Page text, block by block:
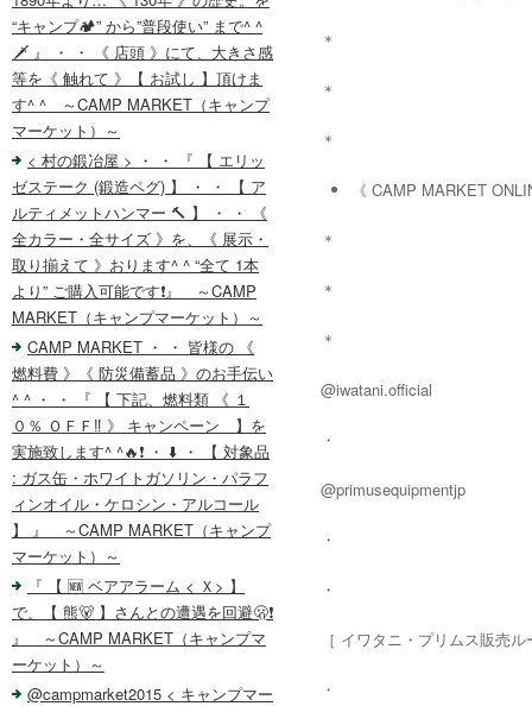
＊
＊
＊
《 CAMP MARKET
＊
＊
＊
@iwatani.official
・
@primusequipmentjp
・
・
［ イワタニ・プリムス販売
・
“キャンプ🏕️” から”普段使い” まで^ ^
🗡️ 』 ・ ・ 《 店頭 》にて、大きさ感
等を《 触れて 》【 お試し 】頂けま
す^ ^ ～CAMP MARKET（キャンプ
マーケット）～
< 村の鍛冶屋 > ・ ・ 『 【 エリッ
ゼステーク (鍛造ペグ) 】 ・ ・ 【 ア
ルティメットハンマー 🔨 】 ・ ・ 《
全カラー・全サイズ 》を、《 展示・
取り揃えて 》おります^ ^ “全て 1本
より” ご購入可能です❗️』 ～CAMP
MARKET（キャンプマーケット）～
CAMP MARKET ・ ・ 皆様の 《
燃料費 》《 防災備蓄品 》のお手伝い
^ ^ ・ ・ 『 【 下記、燃料類 《 １
０％ ＯＦＦ‼️ 》 キャンペーン 】を
実施致します^ ^🔥❗️ ・ ⬇️ ・ 【 対象品
: ガス缶・ホワイトガソリン・パラフ
ィンオイル・ケロシン・アルコール
】 』 ～CAMP MARKET（キャンプ
マーケット）～
『 【 🆕 ベアアラーム < Ｘ> 】
で、【 熊🐻 】さんとの遭遇を回避🫢❗️
』 ～CAMP MARKET（キャンプマ
ーケット）～
@campmarket2015 < キャンプマー